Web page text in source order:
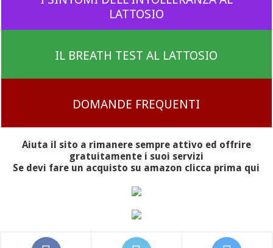
LATTOSIO
IL BREATH TEST AL LATTOSIO
DOMANDE FREQUENTI
Aiuta il sito a rimanere sempre attivo ed offrire
gratuitamente i suoi servizi
Se devi fare un acquisto su amazon clicca prima qui